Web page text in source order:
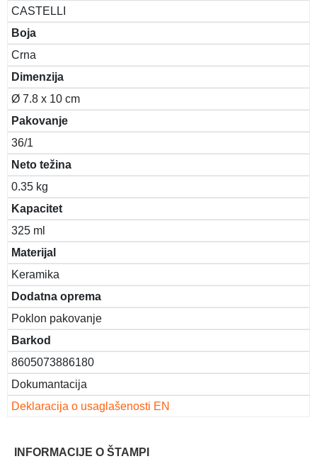
CASTELLI
Boja
Crna
Dimenzija
Ø 7.8 x 10 cm
Pakovanje
36/1
Neto težina
0.35 kg
Kapacitet
325 ml
Materijal
Keramika
Dodatna oprema
Poklon pakovanje
Barkod
8605073886180
Dokumantacija
Deklaracija o usaglašenosti EN
INFORMACIJE O ŠTAMPI